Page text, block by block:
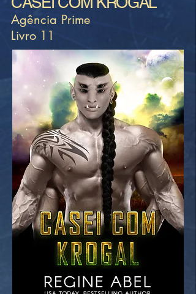
Agência Prime
Livro 11